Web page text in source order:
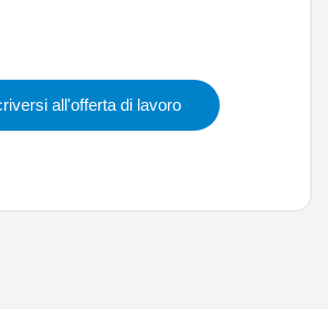
all'offerta di lavoro